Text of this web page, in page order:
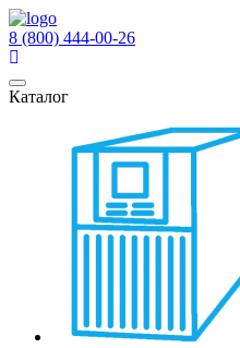
8 (800) 444-00-26
Каталог